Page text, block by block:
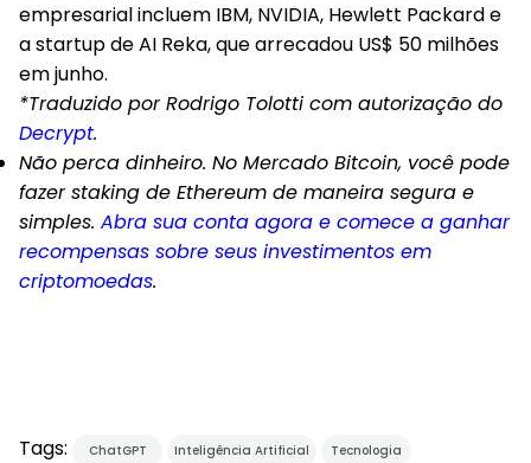
empresarial incluem IBM, NVIDIA, Hewlett Packard e
a startup de AI Reka, que arrecadou US$ 50 milhões
em junho.
*Traduzido por Rodrigo Tolotti com autorização do
Decrypt.
Não perca dinheiro. No Mercado Bitcoin, você pode
fazer staking de Ethereum de maneira segura e
simples. Abra sua conta agora e comece a ganhar
recompensas sobre seus investimentos em
criptomoedas.
Tags: ChatGPT Inteligência Artificial Tecnologia